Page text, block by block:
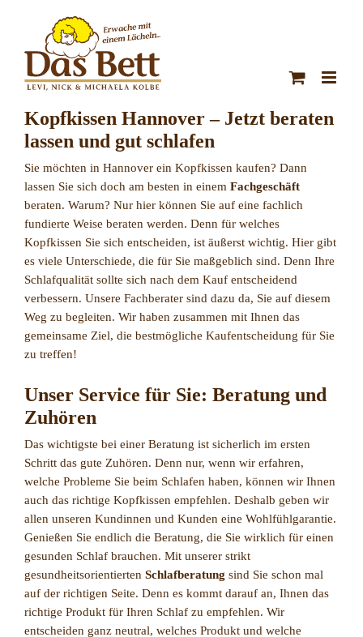
Kopfkissen Hannover – Jetzt beraten
lassen und gut schlafen
Sie möchten in Hannover ein Kopfkissen kaufen? Dann
lassen Sie sich doch am besten in einem Fachgeschäft
beraten. Warum? Nur hier können Sie auf eine fachlich
fundierte Weise beraten werden. Denn für welches
Kopfkissen Sie sich entscheiden, ist äußerst wichtig. Hier gibt
es viele Unterschiede, die für Sie maßgeblich sind. Denn Ihre
Schlafqualität sollte sich nach dem Kauf entscheidend
verbessern. Unsere Fachberater sind dazu da, Sie auf diesem
Weg zu begleiten. Wir haben zusammen mit Ihnen das
gemeinsame Ziel, die bestmögliche Kaufentscheidung für Sie
zu treffen!
Unser Service für Sie: Beratung und
Zuhören
Das wichtigste bei einer Beratung ist sicherlich im ersten
Schritt das gute Zuhören. Denn nur, wenn wir erfahren,
welche Probleme Sie beim Schlafen haben, können wir Ihnen
auch das richtige Kopfkissen empfehlen. Deshalb geben wir
allen unseren Kundinnen und Kunden eine Wohlfühlgarantie.
Genießen Sie endlich die Beratung, die Sie wirklich für einen
gesunden Schlaf brauchen. Mit unserer strikt
gesundheitsorientierten Schlafberatung sind Sie schon mal
auf der richtigen Seite. Denn es kommt darauf an, Ihnen das
richtige Produkt für Ihren Schlaf zu empfehlen. Wir
entscheiden ganz neutral, welches Produkt und welche